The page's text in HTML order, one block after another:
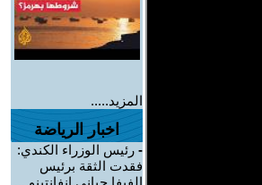
المزيد.....
اخبار الرياضة
- رئيس الوزراء الكندي:
فقدت الثقة برئيس
الفيفا جياني إنفانتينو ...